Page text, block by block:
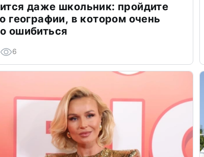
даже школьник: пройдите
географии, в котором очень
ошибиться
6